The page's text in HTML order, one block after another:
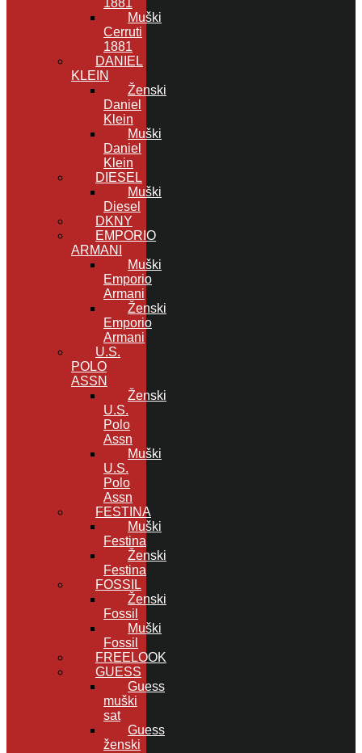
Muški
Cerruti
1881
DANIEL
KLEIN
Ženski
Daniel
Klein
Muški
Daniel
Klein
DIESEL
Muški
Diesel
DKNY
EMPORIO
ARMANI
Muški
Emporio
Armani
Ženski
Emporio
Armani
U.S.
POLO
ASSN
Ženski
U.S.
Polo
Assn
Muški
U.S.
Polo
Assn
FESTINA
Muški
Festina
Ženski
Festina
FOSSIL
Ženski
Fossil
Muški
Fossil
FREELOOK
GUESS
Guess
muški
sat
Guess
ženski